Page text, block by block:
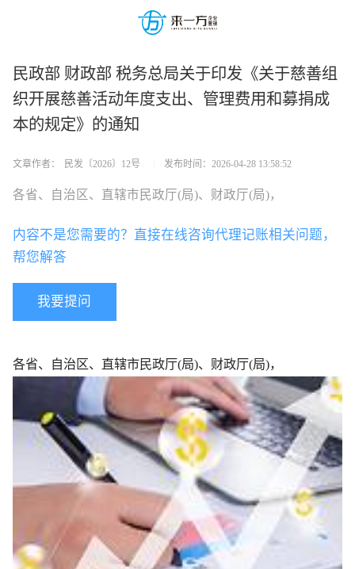
民政部 财政部 税务总局关于印发《关于慈善组
织开展慈善活动年度支出、管理费用和募捐成
本的规定》的通知
文章作者： 民发〔2026〕12号 发布时间：2026-04-28 13:58:52
各省、自治区、直辖市民政厅(局)、财政厅(局)，
我要提问
内容不是您需要的？直接在线咨询代理记账相关问题，
帮您解答
各省、自治区、直辖市民政厅(局)、财政厅(局)，